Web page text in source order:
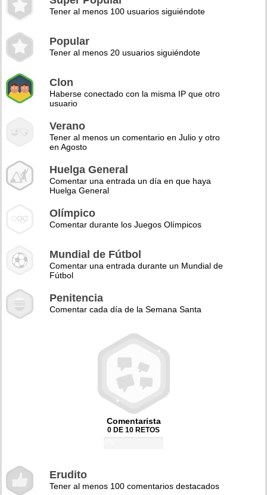
Tener al menos 100 usuarios siguiéndote
Popular
Tener al menos 20 usuarios siguiéndote
Clon
Haberse conectado con la misma IP que otro
usuario
Verano
Tener al menos un comentario en Julio y otro
en Agosto
Huelga General
Comentar una entrada un día en que haya
Huelga General
Olímpico
Comentar durante los Juegos Olímpicos
Mundial de Fútbol
Comentar una entrada durante un Mundial de
Fútbol
Penitencia
Comentar cada día de la Semana Santa
Comentarista
0 DE 10 RETOS
Erudito
Tener al menos 100 comentarios destacados